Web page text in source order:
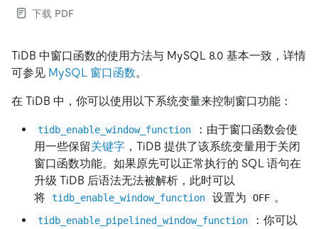
下载 PDF
TiDB 中窗口函数的使用方法与 MySQL 8.0 基本一致，详情
可参见 MySQL 窗口函数。
在 TiDB 中，你可以使用以下系统变量来控制窗口功能：
tidb_enable_window_function
：由于窗口函数会使
用一些保留关键字 ，TiDB 提供了该系统变量用于关闭
窗口函数功能。如果原先可以正常执行的 SQL 语句在
升级 TiDB 后语法无法被解析，此时可以
将 tidb_enable_window_function 设置为 OFF 。
tidb_enable_pipelined_window_function
：你可以